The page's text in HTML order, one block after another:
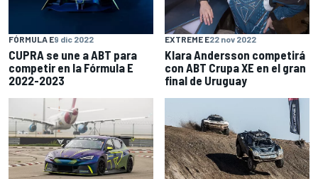
FÓRMULA E9 dic 2022
CUPRA se une a ABT para
competir en la Fórmula E
2022-2023
EXTREME E22 nov 2022
Klara Andersson competirá
con ABT Crupa XE en el gran
final de Uruguay